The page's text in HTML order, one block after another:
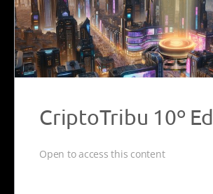
CriptoTribu 10º
Open to access this content